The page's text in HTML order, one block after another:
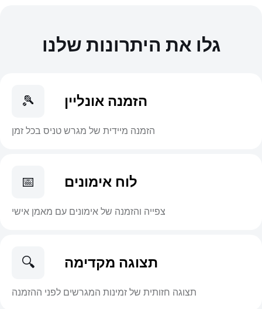
גלו את היתרונות שלנו
🎾 הזמנה אונליין
הזמנה מיידית של מגרש טניס בכל זמן
📅 לוח אימונים
צפייה והזמנה של אימונים עם מאמן אישי
🔍 תצוגה מקדימה
תצוגה חזותית של זמינות המגרשים לפני ההזמנה